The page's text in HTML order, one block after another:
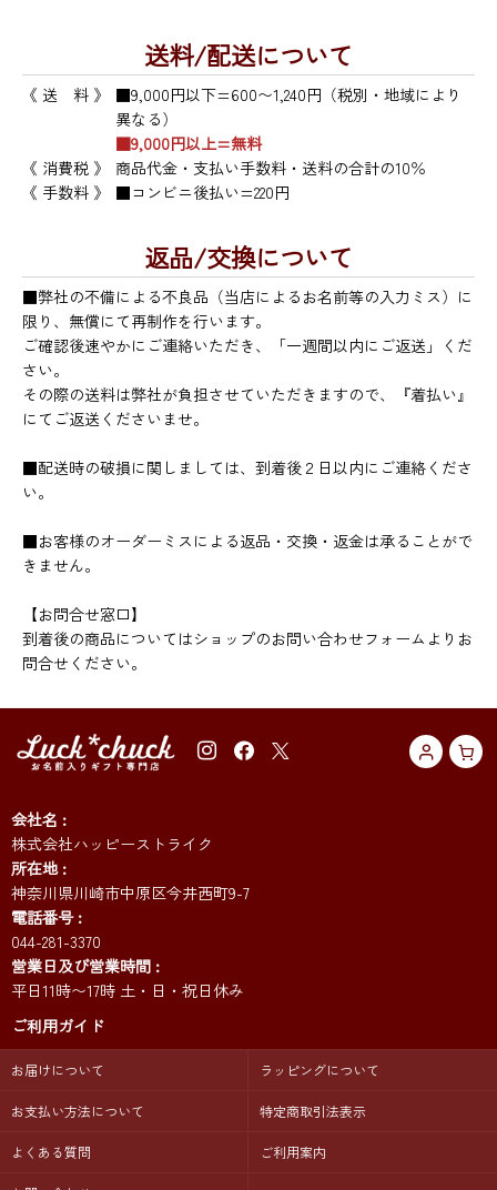
送料/配送について
《 送 料 》
■9,000円以下=600〜1,240円（税別・地域により
異なる）
■9,000円以上=無料
《 消費税 》
商品代金・支払い手数料・送料の合計の10％
《 手数料 》
■コンビニ後払い=220円
返品/交換について
■弊社の不備による不良品（当店によるお名前等の入力ミス）に
限り、無償にて再制作を行います。
ご確認後速やかにご連絡いただき、「一週間以内にご返送」くだ
さい。
その際の送料は弊社が負担させていただきますので、『着払い』
にてご返送くださいませ。
■配送時の破損に関しましては、到着後２日以内にご連絡くださ
い。
■お客様のオーダーミスによる返品・交換・返金は承ることがで
きません。
【お問合せ窓口】
到着後の商品についてはショップのお問い合わせフォームよりお
問合せください。
会社名
株式会社ハッピーストライク
所在地
神奈川県川崎市中原区今井西町9-7
電話番号
044-281-3370
営業日及び営業時間
平日11時〜17時 土・日・祝日休み
ご利用ガイド
お届けについて ラッピングについて
お支払い方法について 特定商取引法表示
よくある質問 ご利用案内